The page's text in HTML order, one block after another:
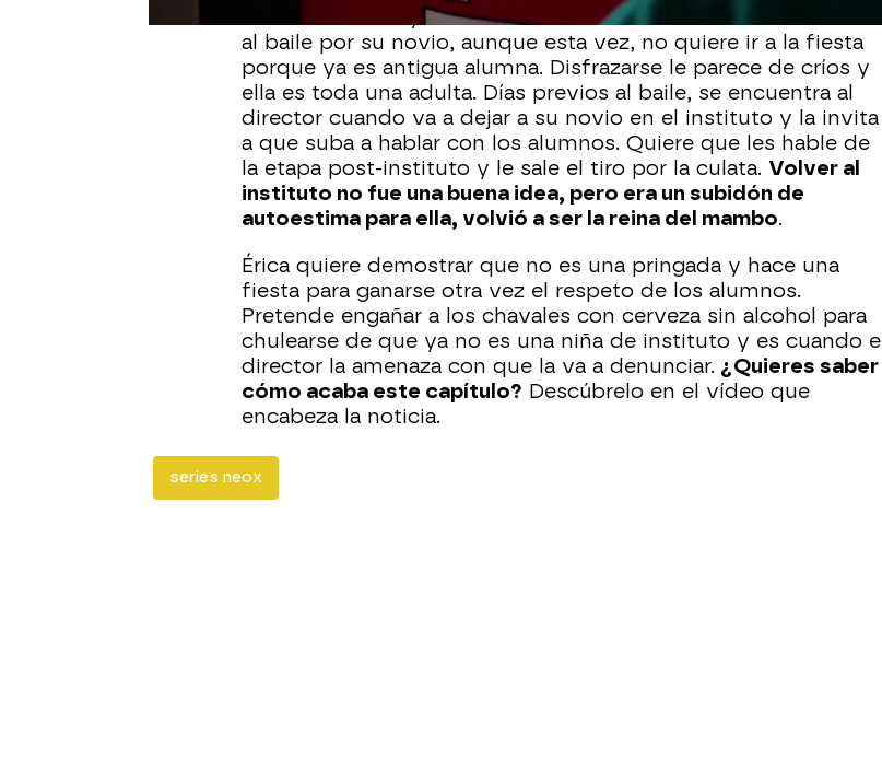
en cada festivo y está vez tocaba Halloween. Érica es invitada
al baile por su novio, aunque esta vez, no quiere ir a la fiesta
porque ya es antigua alumna. Disfrazarse le parece de críos y
ella es toda una adulta. Días previos al baile, se encuentra al
director cuando va a dejar a su novio en el instituto y la invita
a que suba a hablar con los alumnos. Quiere que les hable de
la etapa post-instituto y le sale el tiro por la culata. Volver al
instituto no fue una buena idea, pero era un subidón de
autoestima para ella, volvió a ser la reina del mambo.
Érica quiere demostrar que no es una pringada y hace una
fiesta para ganarse otra vez el respeto de los alumnos.
Pretende engañar a los chavales con cerveza sin alcohol para
chulearse de que ya no es una niña de instituto y es cuando el
director la amenaza con que la va a denunciar. ¿Quieres saber
cómo acaba este capítulo? Descúbrelo en el vídeo que
encabeza la noticia.
series neox